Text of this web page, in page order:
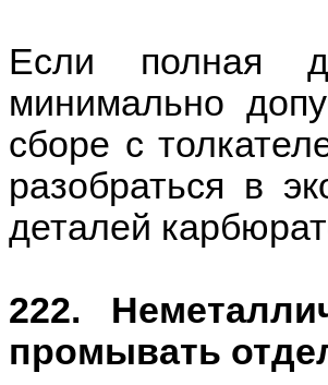
Если полная
минимально
сборе с
разобраться в
деталей
222.
промывать